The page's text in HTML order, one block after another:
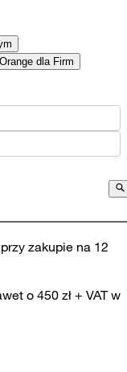
dla Firm
zakupie na 12
o 450 zł + VAT w